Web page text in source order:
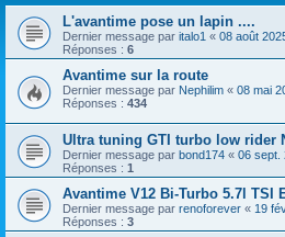
L'avantime pose un lapin ....
Dernier message par italo1 « 08 août
Réponses : 6
Avantime sur la route
Dernier message par Nephilim « 08 mai
Réponses : 434
Ultra tuning GTI turbo low rider
Dernier message par bond174 « 06 sept.
Réponses : 1
Avantime V12 Bi-Turbo 5.7l TSI
Dernier message par renoforever « 19
Réponses : 3